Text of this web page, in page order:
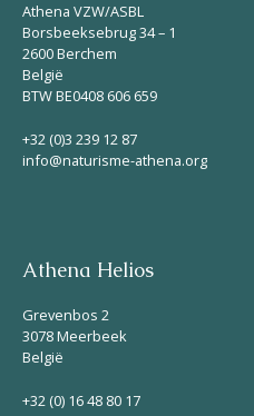
Athena VZW/ASBL
Borsbeeksebrug 34 – 1
2600 Berchem
België
BTW BE0408 606 659
+32 (0)3 239 12 87
info@naturisme-athena.org
Athena Helios
Grevenbos 2
3078 Meerbeek
België
+32 (0) 16 48 80 17